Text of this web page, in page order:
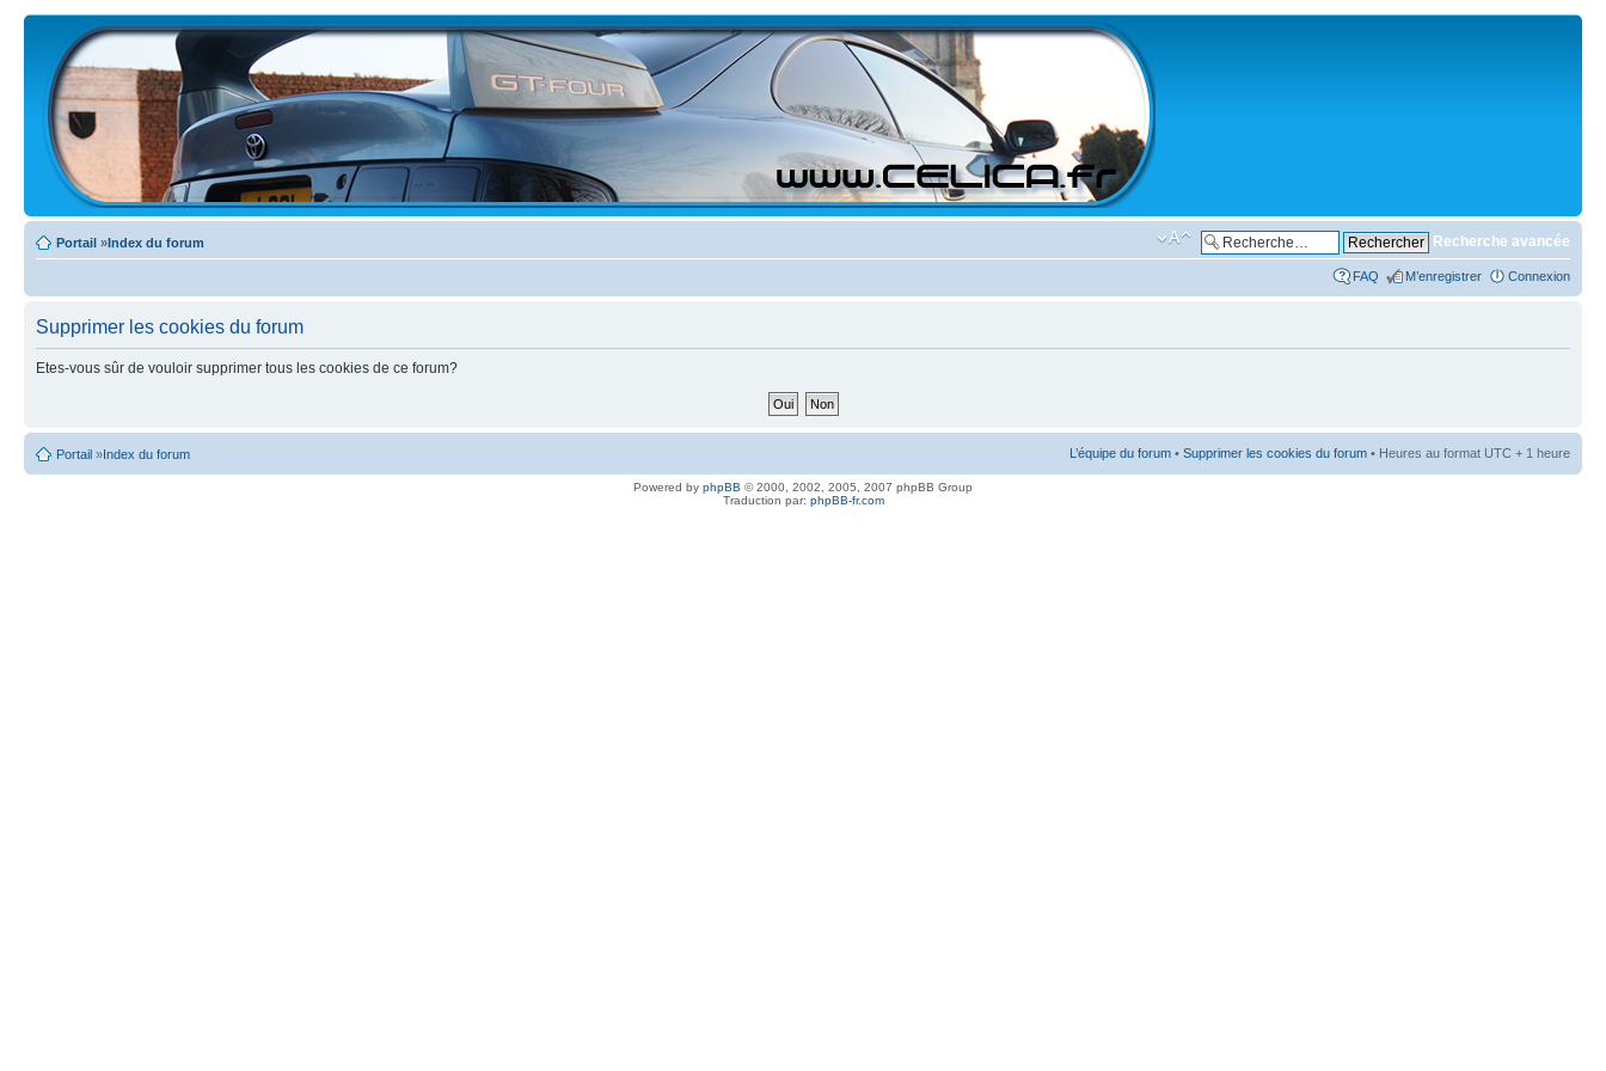
Portail »Index du forum Recherche avancée
FAQ M’enregistrer Connexion
Supprimer les cookies du forum
Etes-vous sûr de vouloir supprimer tous les cookies de ce forum?
Portail »Index du forum L’équipe du forum • Supprimer les cookies du forum • Heures au format UTC + 1 heure
Powered by phpBB © 2000, 2002, 2005, 2007 phpBB Group
Traduction par: phpBB-fr.com